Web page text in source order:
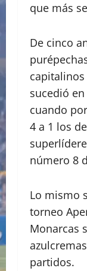
que más
De cinco
sucedió
cuando
4 a 1 los
número 8
Lo mismo
torneo
Monarcas
partidos.